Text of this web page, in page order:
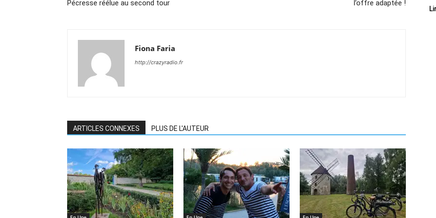
Pécresse réélue au second tour
l’offre adaptée !
Fiona Faria
http://crazyradio.fr
ARTICLES CONNEXES PLUS DE L'AUTEUR